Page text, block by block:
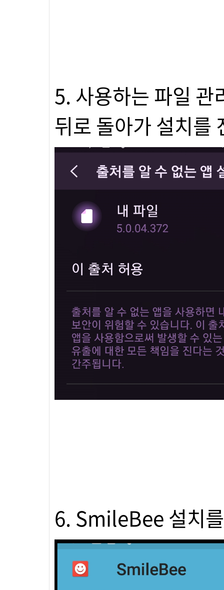
5. 사용하는 파일
뒤로 돌아가 설치를
6. SmileBee 설치